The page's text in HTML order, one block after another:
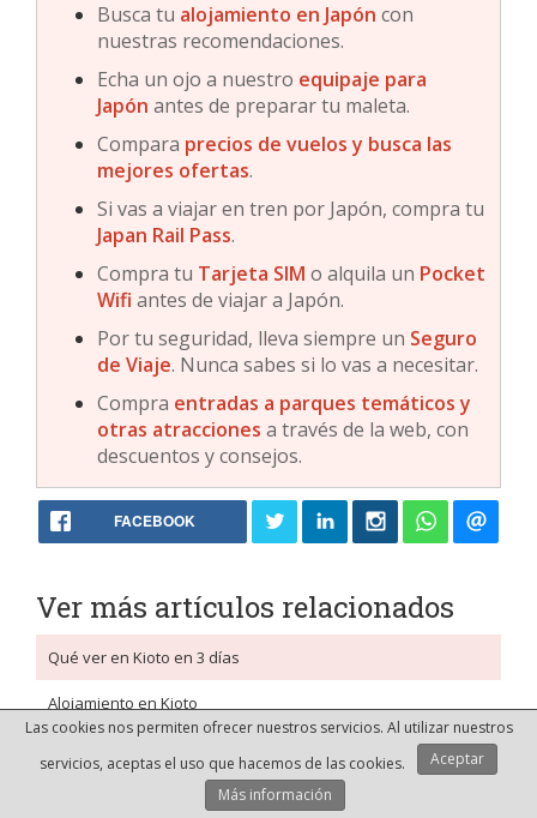
Busca tu alojamiento en Japón con
nuestras recomendaciones.
Echa un ojo a nuestro equipaje para
Japón antes de preparar tu maleta.
Compara precios de vuelos y busca las
mejores ofertas.
Si vas a viajar en tren por Japón, compra tu
Japan Rail Pass.
Compra tu Tarjeta SIM o alquila un Pocket
Wifi antes de viajar a Japón.
Por tu seguridad, lleva siempre un Seguro
de Viaje. Nunca sabes si lo vas a necesitar.
Compra entradas a parques temáticos y
otras atracciones a través de la web, con
descuentos y consejos.
FACEBOOK
Ver más artículos relacionados
Qué ver en Kioto en 3 días
Alojamiento en Kioto
El Templo Adashino Nenbutsu-ji de Kioto
Las cookies nos permiten ofrecer nuestros servicios. Al utilizar nuestros
servicios, aceptas el uso que hacemos de las cookies.
Aceptar
Más información